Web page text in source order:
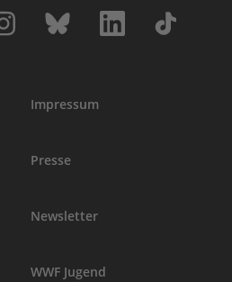
Impressum
Presse
Newsletter
WWF Jugend